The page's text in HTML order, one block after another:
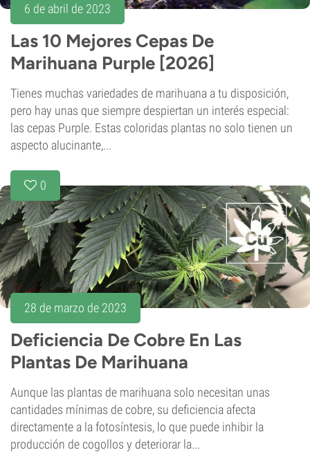
6 de abril de 2023
Las 10 Mejores Cepas De
Marihuana Purple [2026]
Tienes muchas variedades de marihuana a tu disposición,
pero hay unas que siempre despiertan un interés especial:
las cepas Purple. Estas coloridas plantas no solo tienen un
aspecto alucinante,...
0
28 de marzo de 2023
Deficiencia De Cobre En Las
Plantas De Marihuana
Aunque las plantas de marihuana solo necesitan unas
cantidades mínimas de cobre, su deficiencia afecta
directamente a la fotosíntesis, lo que puede inhibir la
producción de cogollos y deteriorar la...